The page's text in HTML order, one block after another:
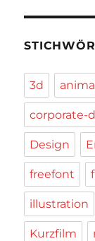
3d
corporate-
Design
freefont
illustration
Kurzfilm